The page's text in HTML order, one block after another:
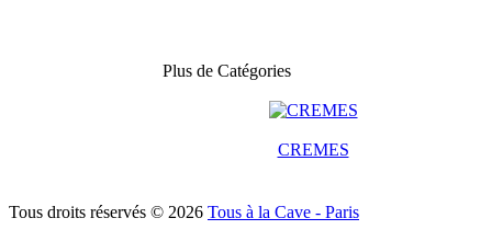
Plus de Catégories
CREMES
Tous droits réservés © 2026 Tous à la Cave - Paris